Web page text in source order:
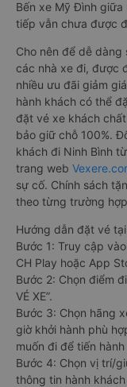
Bến xe Mỹ Đình
tiếp vẫn chưa được
Cho nên để dễ
các nhà xe đi, được
nhiều ưu đãi giảm
hành khách có thể
đặt vé xe khách
bảo giữ chỗ 100%.
khách đi Ninh Bình
trang web
sự cố. Chính sách
theo từng trường
Hướng dẫn đặt vé
Bước 1: Truy cập
CH Play hoặc App
Bước 2: Chọn điểm
VÉ XE”.
Bước 3: Chọn hãng
giờ khởi hành phù
muốn đi để tiến
Bước 4: Chọn vị trí/
thông tin hành